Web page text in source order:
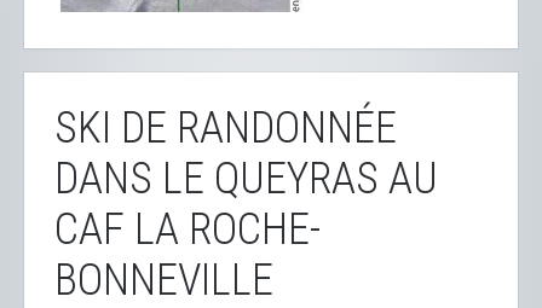
SKI DE RANDONNÉE
DANS LE QUEYRAS AU
CAF LA ROCHE-
BONNEVILLE